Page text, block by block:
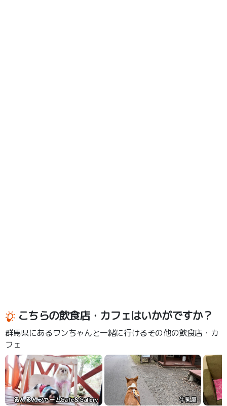
こちらの飲食店・カフェはいかがですか？
群馬県にあるワンちゃんと一緒に行けるその他の飲食店・カ
フェ
るんるんファームCafe＆Gallery 牛乳屋